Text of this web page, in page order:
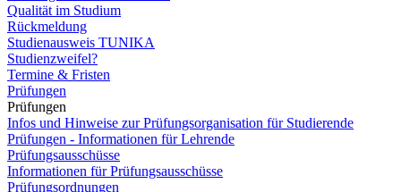
Qualität im Studium
Rückmeldung
Studienausweis TUNIKA
Studienzweifel?
Termine & Fristen
Prüfungen
Prüfungen
Infos und Hinweise zur Prüfungsorganisation für Studierende
Prüfungen - Informationen für Lehrende
Prüfungsausschüsse
Informationen für Prüfungsausschüsse
Prüfungsordnungen